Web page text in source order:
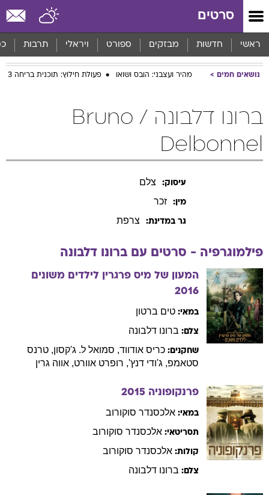
סרטים
ראשי חדשות מבזקים ספורט ויראלי תרבות
נושאים חמים מהיר ועצבני: הובס ושואו פעולת חילוץ: תוכנית בריחה 3
ברונו דלבונה / Bruno
Delbonnel
עיסוק: צלם
מין: זכר
גר במדינת: צרפת
פילמוגרפיה - סרטים עם ברונו דלבונה
המעון של מיס פרגרין לילדים משונים
2016
במאי: טים ברטון
צלם: ברונו דלבונה
שחקנים: כריס אודווד, סמואל ל. ג'קסון, טרנס
סטאמפ, ג'ודי דנץ', רופרט אוורט, אווה גרין
פרנקופוניה 2015
במאי: אלכסנדר סוקורוב
תסריטאי: אלכסנדר סוקורוב
קולות: אלכסנדר סוקורוב
צלם: ברונו דלבונה